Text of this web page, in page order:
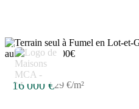
2
16 000 €29 €/m²